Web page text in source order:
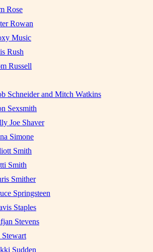
Rose
Rowan
Music
Rush
Russell
Schneider and Mitch Watkins
Sexsmith
Joe Shaver
Simone
Smith
Smith
Smither
Springsteen
Staples
Stevens
Sudden